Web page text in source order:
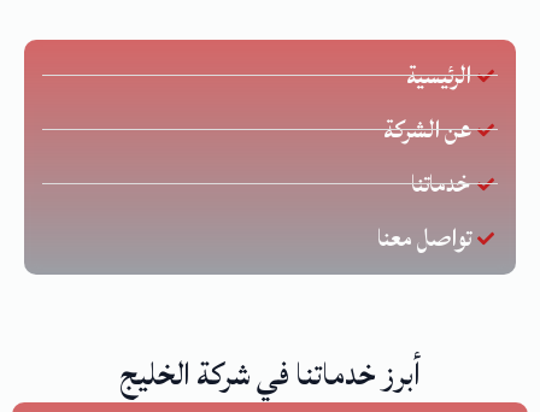
الرئيسية
عن الشركة
خدماتنا
تواصل معنا
أبرز خدماتنا في شركة الخليج